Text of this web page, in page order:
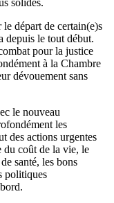
départ de certain(e)s
depuis le tout début.
pour la justice
à la Chambre
dévouement sans
le nouveau
les
des actions urgentes
du coût de la vie, le
santé, les bons
politiques